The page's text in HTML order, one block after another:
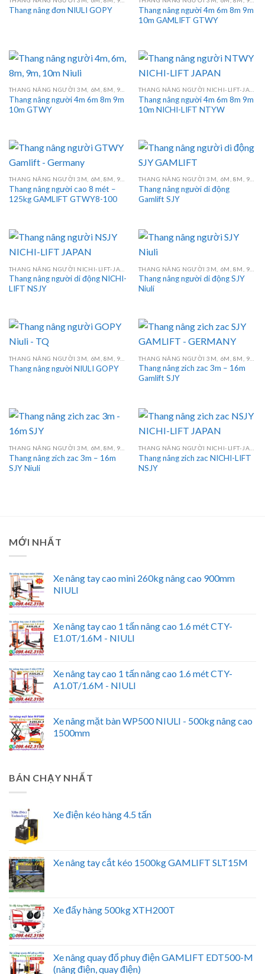
Thang nâng đơn NIULI GOPY
Thang nâng người 4m 6m 8m 9m
10m GAMLIFT GTWY
Thang nâng người 4m 6m 8m 9m
10m GTWY
Thang nâng người 4m 6m 8m 9m
10m NICHI-LIFT NTYW
Thang nâng người cao 8 mét –
125kg GAMLIFT GTWY8-100
Thang nâng người di động
Gamlift SJY
Thang nâng người di động NICHI-
LIFT NSJY
Thang nâng người di động SJY
Niuli
Thang nâng người NIULI GOPY
Thang nâng zich zac 3m – 16m
Gamlift SJY
Thang nâng zich zac 3m – 16m
SJY Niuli
Thang nâng zich zac NICHI-LIFT
NSJY
MỚI NHẤT
Xe nâng tay cao mini 260kg nâng cao 900mm
NIULI
Xe nâng tay cao 1 tấn nâng cao 1.6 mét CTY-
E1.0T/1.6M - NIULI
Xe nâng tay cao 1 tấn nâng cao 1.6 mét CTY-
A1.0T/1.6M - NIULI
Xe nâng mặt bàn WP500 NIULI - 500kg nâng cao
1500mm
BÁN CHẠY NHẤT
Xe điện kéo hàng 4.5 tấn
Xe nâng tay cắt kéo 1500kg GAMLIFT SLT15M
Xe đẩy hàng 500kg XTH200T
Xe nâng quay đổ phuy điện GAMLIFT EDT500-M
(nâng điện, quay điện)